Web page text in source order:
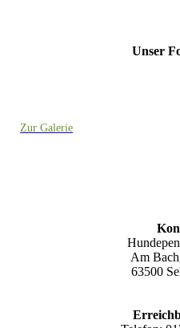
Unser
Zur Galerie
Am
63500